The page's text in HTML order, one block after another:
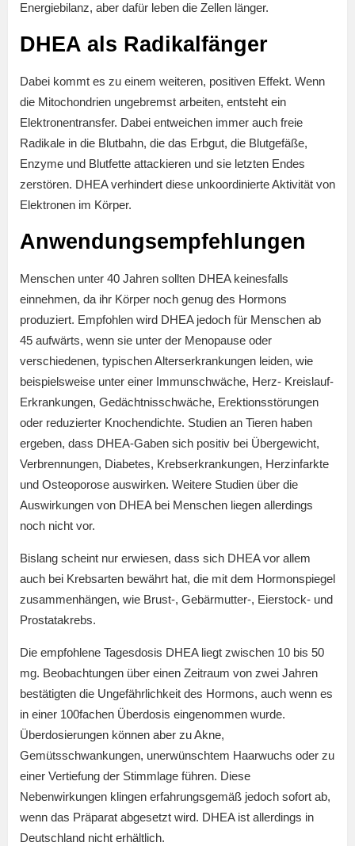
Energiebilanz, aber dafür leben die Zellen länger.
DHEA als Radikalfänger
Dabei kommt es zu einem weiteren, positiven Effekt. Wenn
die Mitochondrien ungebremst arbeiten, entsteht ein
Elektronentransfer. Dabei entweichen immer auch freie
Radikale in die Blutbahn, die das Erbgut, die Blutgefäße,
Enzyme und Blutfette attackieren und sie letzten Endes
zerstören. DHEA verhindert diese unkoordinierte Aktivität von
Elektronen im Körper.
Anwendungsempfehlungen
Menschen unter 40 Jahren sollten DHEA keinesfalls
einnehmen, da ihr Körper noch genug des Hormons
produziert. Empfohlen wird DHEA jedoch für Menschen ab
45 aufwärts, wenn sie unter der Menopause oder
verschiedenen, typischen Alterserkrankungen leiden, wie
beispielsweise unter einer Immunschwäche, Herz- Kreislauf-
Erkrankungen, Gedächtnisschwäche, Erektionsstörungen
oder reduzierter Knochendichte. Studien an Tieren haben
ergeben, dass DHEA-Gaben sich positiv bei Übergewicht,
Verbrennungen, Diabetes, Krebserkrankungen, Herzinfarkte
und Osteoporose auswirken. Weitere Studien über die
Auswirkungen von DHEA bei Menschen liegen allerdings
noch nicht vor.
Bislang scheint nur erwiesen, dass sich DHEA vor allem
auch bei Krebsarten bewährt hat, die mit dem Hormonspiegel
zusammenhängen, wie Brust-, Gebärmutter-, Eierstock- und
Prostatakrebs.
Die empfohlene Tagesdosis DHEA liegt zwischen 10 bis 50
mg. Beobachtungen über einen Zeitraum von zwei Jahren
bestätigten die Ungefährlichkeit des Hormons, auch wenn es
in einer 100fachen Überdosis eingenommen wurde.
Überdosierungen können aber zu Akne,
Gemütsschwankungen, unerwünschtem Haarwuchs oder zu
einer Vertiefung der Stimmlage führen. Diese
Nebenwirkungen klingen erfahrungsgemäß jedoch sofort ab,
wenn das Präparat abgesetzt wird. DHEA ist allerdings in
Deutschland nicht erhältlich.